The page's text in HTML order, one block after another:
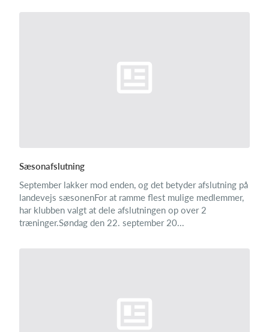
Sæsonafslutning
September lakker mod enden, og det betyder afslutning på
landevejs sæsonenFor at ramme flest mulige medlemmer,
har klubben valgt at dele afslutningen op over 2
træninger.Søndag den 22. september 20...